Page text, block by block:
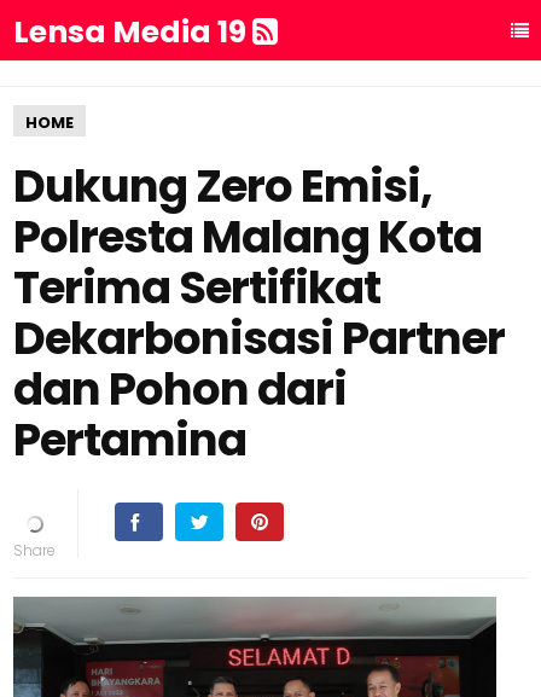
Lensa Media 19
HOME
Dukung Zero Emisi,
Polresta Malang Kota
Terima Sertifikat
Dekarbonisasi Partner
dan Pohon dari
Pertamina